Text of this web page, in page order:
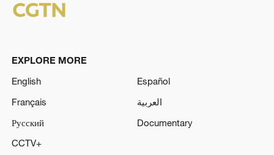
EXPLORE MORE
English
Español
Français
العربية
Русский
Documentary
CCTV+